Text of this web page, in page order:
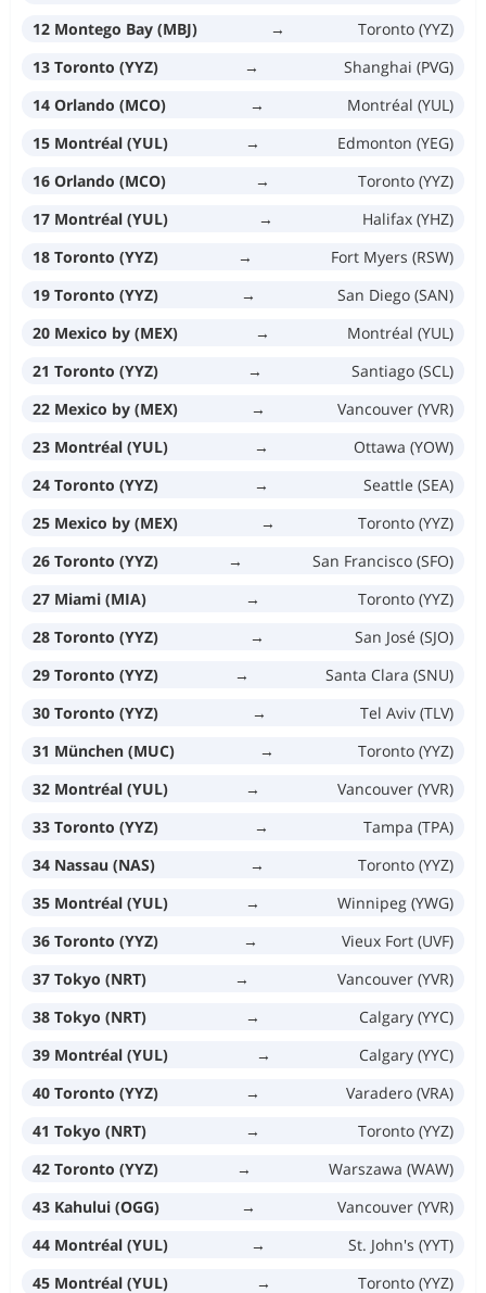
12 Montego Bay (MBJ)
→
Toronto (YYZ)
13 Toronto (YYZ)
→
Shanghai (PVG)
14 Orlando (MCO)
→
Montréal (YUL)
15 Montréal (YUL)
→
Edmonton (YEG)
16 Orlando (MCO)
→
Toronto (YYZ)
17 Montréal (YUL)
→
Halifax (YHZ)
18 Toronto (YYZ)
→
Fort Myers (RSW)
19 Toronto (YYZ)
→
San Diego (SAN)
20 Mexico by (MEX)
→
Montréal (YUL)
21 Toronto (YYZ)
→
Santiago (SCL)
22 Mexico by (MEX)
→
Vancouver (YVR)
23 Montréal (YUL)
→
Ottawa (YOW)
24 Toronto (YYZ)
→
Seattle (SEA)
25 Mexico by (MEX)
→
Toronto (YYZ)
26 Toronto (YYZ)
→
San Francisco (SFO)
27 Miami (MIA)
→
Toronto (YYZ)
28 Toronto (YYZ)
→
San José (SJO)
29 Toronto (YYZ)
→
Santa Clara (SNU)
30 Toronto (YYZ)
→
Tel Aviv (TLV)
31 München (MUC)
→
Toronto (YYZ)
32 Montréal (YUL)
→
Vancouver (YVR)
33 Toronto (YYZ)
→
Tampa (TPA)
34 Nassau (NAS)
→
Toronto (YYZ)
35 Montréal (YUL)
→
Winnipeg (YWG)
36 Toronto (YYZ)
→
Vieux Fort (UVF)
37 Tokyo (NRT)
→
Vancouver (YVR)
38 Tokyo (NRT)
→
Calgary (YYC)
39 Montréal (YUL)
→
Calgary (YYC)
40 Toronto (YYZ)
→
Varadero (VRA)
41 Tokyo (NRT)
→
Toronto (YYZ)
42 Toronto (YYZ)
→
Warszawa (WAW)
43 Kahului (OGG)
→
Vancouver (YVR)
44 Montréal (YUL)
→
St. John's (YYT)
45 Montréal (YUL)
→ Toronto (YYZ)